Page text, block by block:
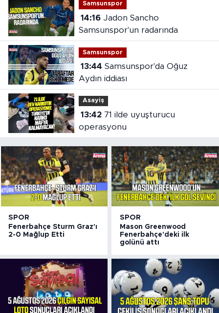
Samsunspor
14:16Jadon Sancho
Samsunspor'un radarında
Samsunspor
13:44
Aydın iddiası
Asayiş
13:4271 ilde uyuşturucu
operasyonu
SPOR
Fenerbahçe Sturm Graz'ı
2-0 Mağlup Etti
SPOR
Mason Greenwood
Fenerbahçe'deki ilk
golünü attı